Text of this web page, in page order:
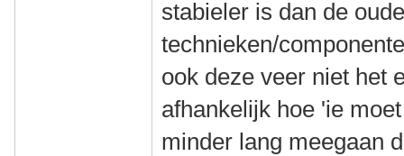
stabieler is dan de
technieken/
ook deze veer niet het
afhankelijk hoe 'ie
minder lang meegaan